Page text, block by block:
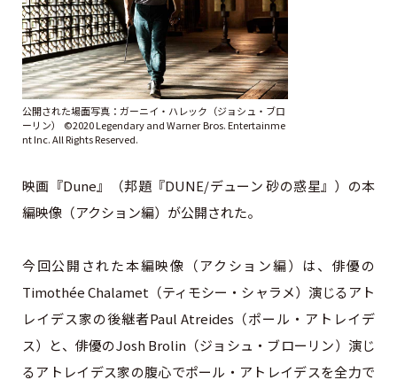
公開された場面写真：ガーニイ・ハレック（ジョシュ・ブロ
ーリン） ©2020 Legendary and Warner Bros. Entertainme
nt Inc. All Rights Reserved.
映画『Dune』（邦題『DUNE/デューン 砂の惑星』）の本
編映像（アクション編）が公開された。
今回公開された本編映像（アクション編）は、俳優の
Timothée Chalamet（ティモシー・シャラメ）演じるアト
レイデス家の後継者Paul Atreides（ポール・アトレイデ
ス）と、俳優のJosh Brolin（ジョシュ・ブローリン）演じ
るアトレイデス家の腹心でポール・アトレイデスを全力で